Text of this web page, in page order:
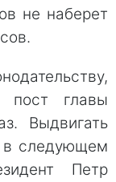
не наберет
пост главы
Выдвигать
в следующем
Петр